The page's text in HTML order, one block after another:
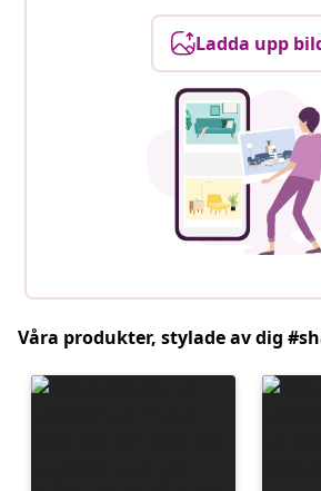
Ladda upp
Våra produkter, stylade av dig